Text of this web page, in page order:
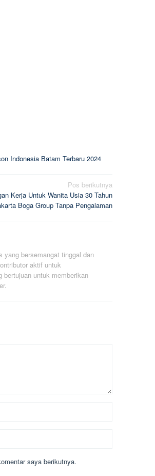
Indonesia Batam Terbaru 2024
Pos berikutnya
Kerja Untuk Wanita Usia 30 Tahun
Boga Group Tanpa Pengalaman
yang bersemangat tinggal dan
aktif untuk
bertujuan untuk memberikan
saya berikutnya.